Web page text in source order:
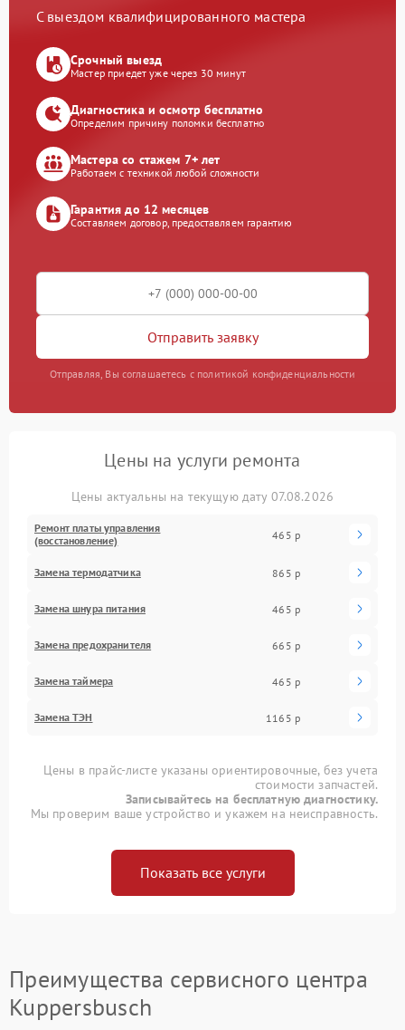
С выездом квалифицированного мастера
Срочный выезд
Мастер приедет уже через 30 минут
Диагностика и осмотр бесплатно
Определим причину поломки бесплатно
Мастера со стажем 7+ лет
Работаем с техникой любой сложности
Гарантия до 12 месяцев
Составляем договор, предоставляем гарантию
Отправить заявку
Отправляя, Вы соглашаетесь с политикой конфиденциальности
Цены на услуги ремонта
Цены актуальны на текущую дату 07.08.2026
Ремонт платы управления
(восстановление)
465 р
Замена термодатчика 865 р
Замена шнура питания 465 р
Замена предохранителя 665 р
Замена таймера 465 р
Замена ТЭН 1165 р
Цены в прайс-листе указаны ориентировочные, без учета
стоимости запчастей.
Записывайтесь на бесплатную диагностику.
Мы проверим ваше устройство и укажем на неисправность.
Показать все услуги
Преимущества сервисного центра
Kuppersbusch